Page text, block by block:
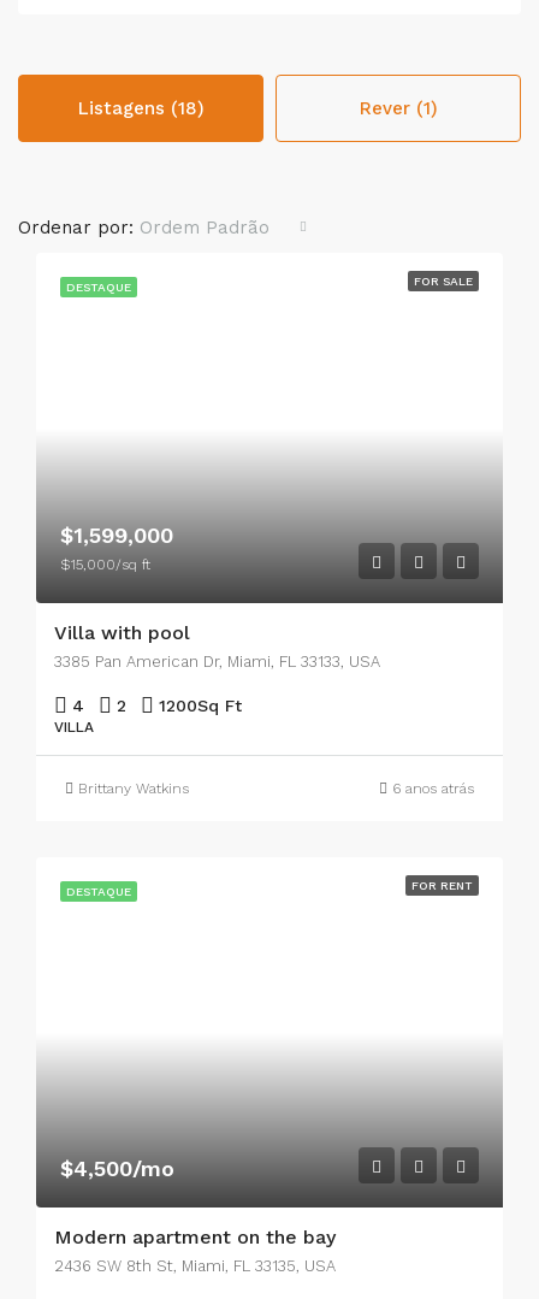
Listagens (18) Rever (1)
Ordenar por: Ordem Padrão
DESTAQUE FOR SALE
$1,599,000
$15,000/sq ft
Villa with pool
3385 Pan American Dr, Miami, FL 33133, USA
4 2 1200Sq Ft
VILLA
Brittany Watkins 6 anos atrás
DESTAQUE FOR RENT
$4,500/mo
Modern apartment on the bay
2436 SW 8th St, Miami, FL 33135, USA